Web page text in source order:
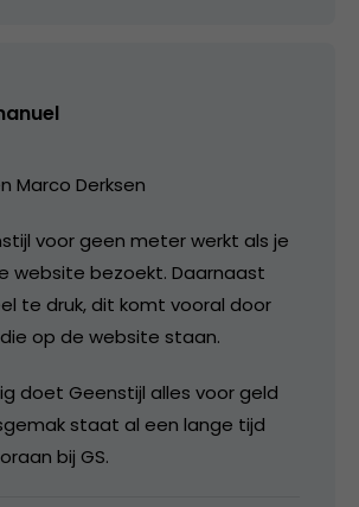
Marco Derksen
voor geen meter werkt als je
website bezoekt. Daarnaast
te druk, dit komt vooral door
op de website staan.
doet Geenstijl alles voor geld
staat al een lange tijd
bij GS.